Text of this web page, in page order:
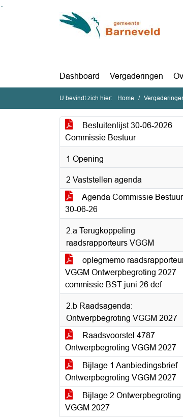
Ga naar de inhoud van deze pagina
Ga naar het zoeken
Dashboard Vergaderingen
U bevindt zich hier: Home
Besluitenlijst 30-06-2026
Commissie Bestuur
1 Opening
2 Vaststellen agenda
Agenda Commissie Bestuur
30-06-26
2.a Terugkoppeling
raadsrapporteurs VGGM
oplegmemo
VGGM Ontwerpbegroting 2027
commissie BST juni 26 def
2.b Raadsagenda:
Ontwerpbegroting VGGM 2027
Raadsvoorstel 4787
Ontwerpbegroting VGGM 2027
Bijlage 1 Aanbiedingsbrief
Ontwerpbegroting VGGM 2027
Bijlage 2 Ontwerpbegroting
VGGM 2027